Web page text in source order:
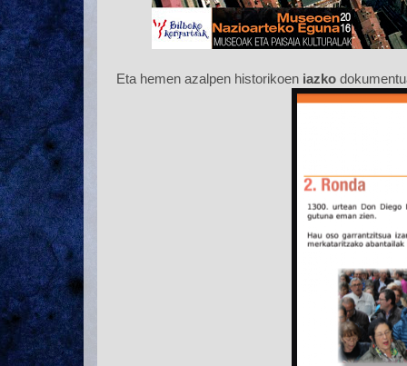
Eta hemen azalpen historikoen iazko